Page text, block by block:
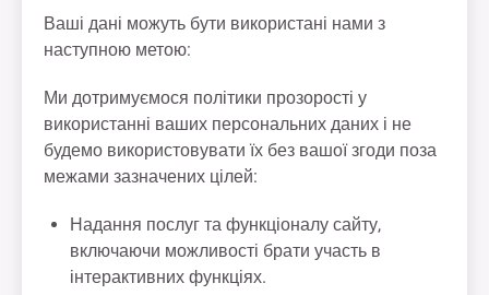
Ваші дані можуть бути використані нами з
наступною метою:
Ми дотримуємося політики прозорості у
використанні ваших персональних даних і не
будемо використовувати їх без вашої згоди поза
межами зазначених цілей:
Надання послуг та функціоналу сайту,
включаючи можливості брати участь в
інтерактивних функціях.